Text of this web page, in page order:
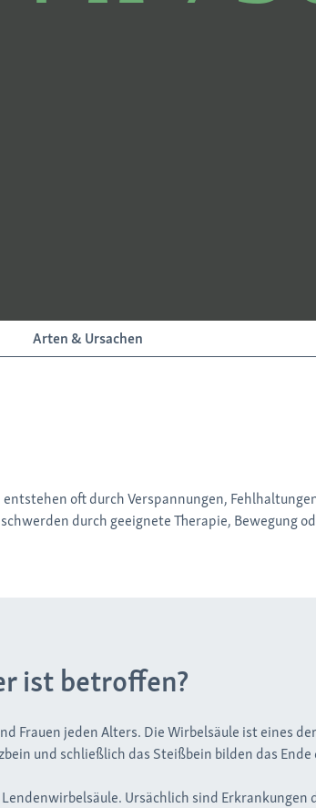
Arten & Ursachen
oft durch Verspannungen,
durch geeignete Therapie, Bewegung
ist betroffen?
Frauen jeden Alters. Die Wirbelsäule ist eines
und schließlich das Steißbein bilden das Ende
Ursächlich sind